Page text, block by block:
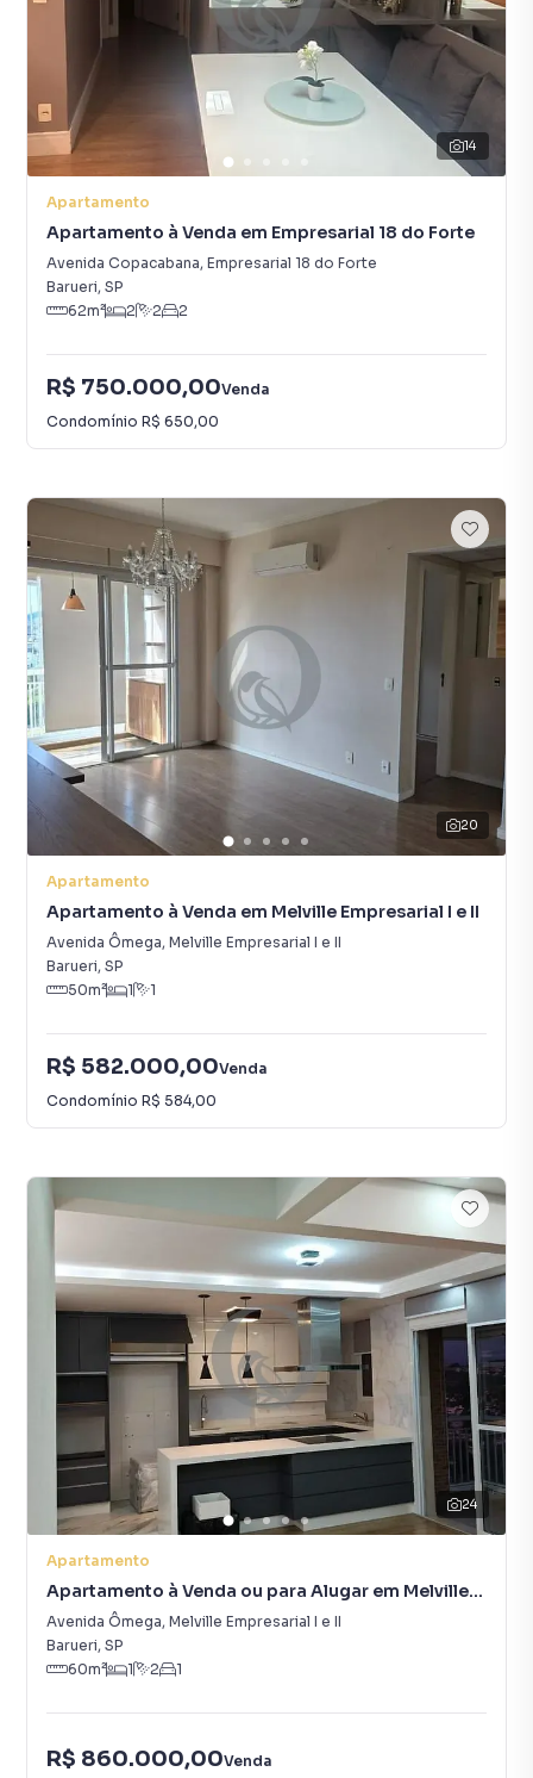
14
Apartamento
Apartamento à Venda em Empresarial 18 do Forte
Avenida Copacabana, Empresarial 18 do Forte
Barueri, SP
62m² 2 2 2
R$ 750.000,00Venda
Condomínio R$ 650,00
20
Apartamento
Apartamento à Venda em Melville Empresarial I e II
Avenida Ômega, Melville Empresarial I e II
Barueri, SP
50m² 1 1
R$ 582.000,00Venda
Condomínio R$ 584,00
24
Apartamento
Apartamento à Venda ou para Alugar em Melville
Empresarial I e II
Avenida Ômega, Melville Empresarial I e II
Barueri, SP
60m² 1 2 1
R$ 860.000,00Venda